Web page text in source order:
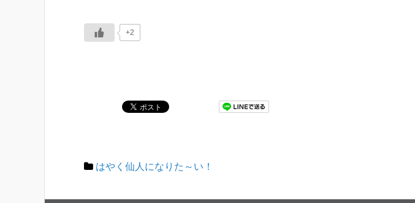
+2
はやく仙人になりた～い！